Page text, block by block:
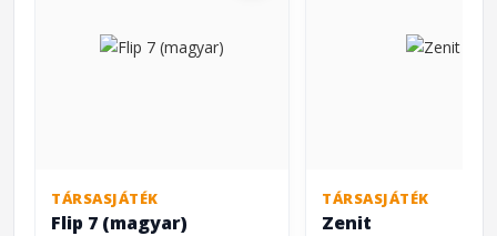
TÁRSASJÁTÉK
Flip 7 (magyar)
TÁRSASJÁTÉK
Zenit